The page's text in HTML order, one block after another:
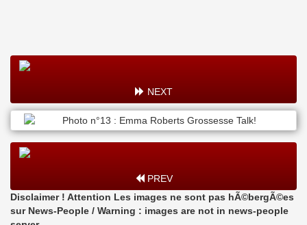
NEXT
PREV
Disclaimer ! Attention Les images ne sont pas hÃ©bergÃ©es
sur News-People / Warning : images are not in news-people